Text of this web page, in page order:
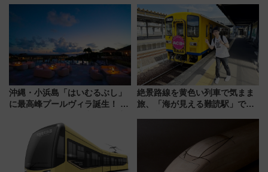
沖縄・小浜島「はいむるぶし」
に最高峰プールヴィラ誕生！ 石
美旅「何もしない贅沢」を体験
してみない？
絶景路線を黄色い列車で気まま
旅、「海が見える難読駅」で幸
の舞台は「島原鉄道」